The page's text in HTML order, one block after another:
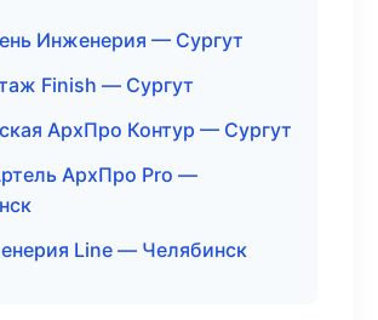
Инженерия — Сургут
Finish — Сургут
АрхПро Контур — Сургут
АрхПро Pro —
Line — Челябинск